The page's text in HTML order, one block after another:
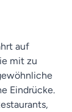
auf
mit zu
Eindrücke.